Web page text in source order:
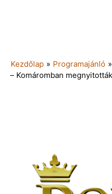
Kezdőlap » Programajánló »
– Komáromban